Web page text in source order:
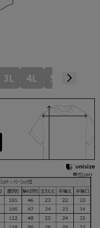
3L 4L 5L